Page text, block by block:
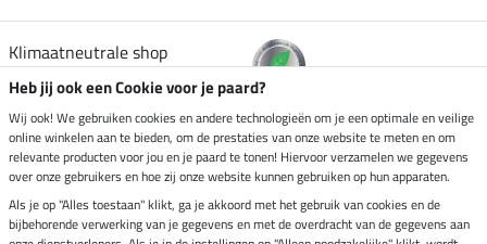
Klimaatneutrale shop
Verzending per
Veilig betalen met
Heb jij ook een Cookie voor je paard?
Wij ook! We gebruiken cookies en andere technologieën om je een optimale en veilige
online winkelen aan te bieden, om de prestaties van onze website te meten en om
relevante producten voor jou en je paard te tonen! Hiervoor verzamelen we gegevens
over onze gebruikers en hoe zij onze website kunnen gebruiken op hun apparaten.
Als je op "Alles toestaan" klikt, ga je akkoord met het gebruik van cookies en de
bijbehorende verwerking van je gegevens en met de overdracht van de gegevens aan